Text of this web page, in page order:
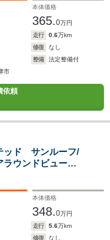
本体価格
365.0万円
走行 0.6万km
修復
なし
整備
法定整備付
市
依頼
ッド サンルーフ/
ラウンドビューモ
コン/ハーフレザ
ンドルヒータ
本体価格
348.0万円
走行 5.6万km
修復
なし